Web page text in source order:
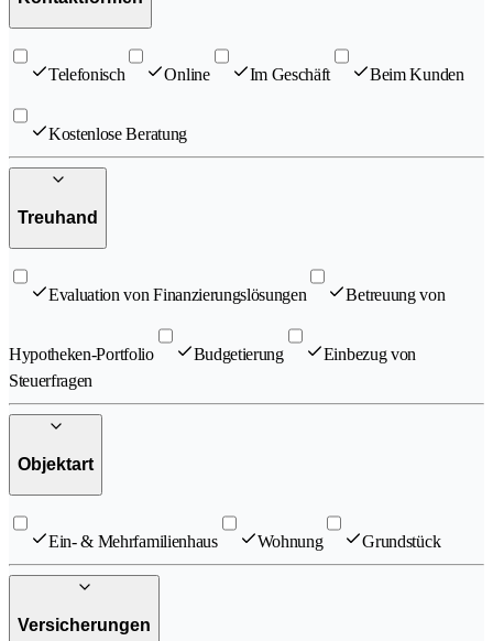
Telefonisch Online Im Geschäft Beim Kunden
Kostenlose Beratung
Treuhand
Evaluation von Finanzierungslösungen Betreuung von
Hypotheken-Portfolio Budgetierung
Einbezug von
Steuerfragen
Objektart
Ein- & Mehrfamilienhaus Wohnung Grundstück
Versicherungen